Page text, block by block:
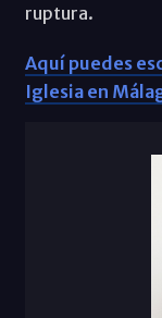
ruptura.
Aquí puedes
Iglesia en